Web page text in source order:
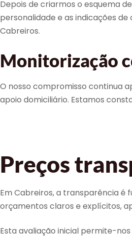
Depois de criarmos o esquema
personalidade e as indicações
Cabreiros.
Monitorização
O nosso compromisso continua
apoio domiciliário. Estamos
Preços
Em Cabreiros, a transparência é
orçamentos claros e explícitos,
Esta avaliação inicial permite-